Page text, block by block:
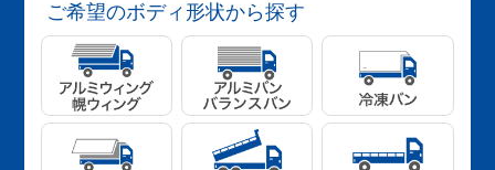
ご希望のボディ形状から探す